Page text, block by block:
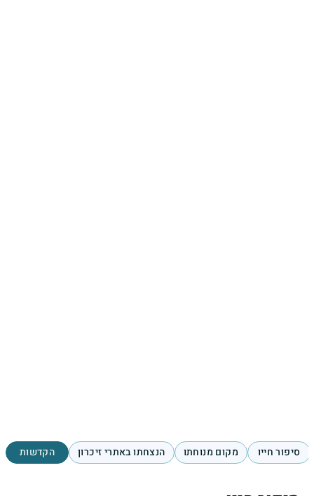
סיפור חייו מקום מנוחתו הנצחתו באתרי זיכרון הקדשות